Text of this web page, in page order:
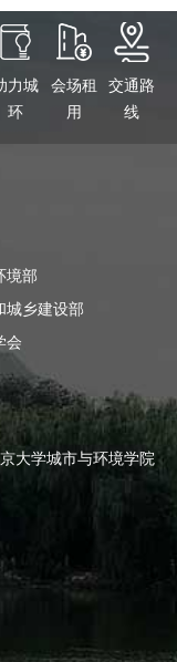
力城
环
会场租
用
交通路
线
境部
城乡建设部
会
大学城市与环境学院